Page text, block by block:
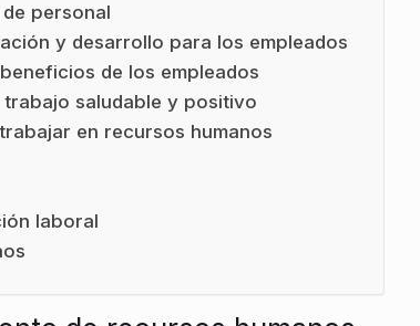
personal
y desarrollo para los empleados
de los empleados
saludable y positivo
en recursos humanos
laboral